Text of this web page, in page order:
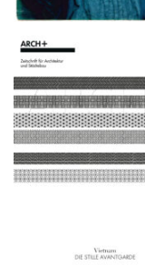
ARCH+ Nr. 226,
2016